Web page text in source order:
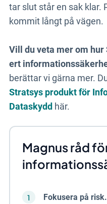
tar slut står en sak klar.
kommit långt på vägen.
Vill du veta mer om
ert
berättar vi gärna mer.
Stratsys produkt för
Dataskyddhär.
Magnus råd
Fokusera på risk.